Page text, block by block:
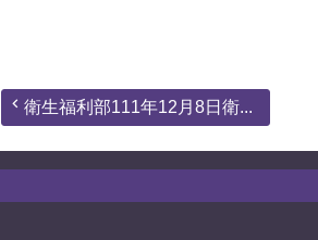
衛生福利部111年12月8日衛...